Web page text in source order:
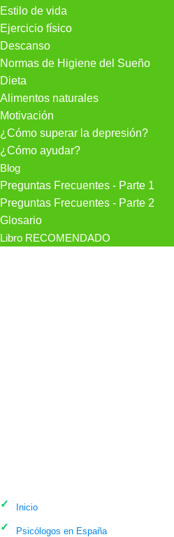
Estilo de vida
Ejercicio físico
Descanso
Normas de Higiene del Sueño
Dieta
Alimentos naturales
Motivación
¿Cómo superar la depresión?
¿Cómo ayudar?
Blog
Preguntas Frecuentes - Parte 1
Preguntas Frecuentes - Parte 2
Glosario
Libro RECOMENDADO
Inicio
Psicólogos en España